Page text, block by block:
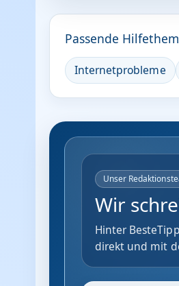
Passende
Internetprobleme
Unser
Wir
Hinter
direkt und mit